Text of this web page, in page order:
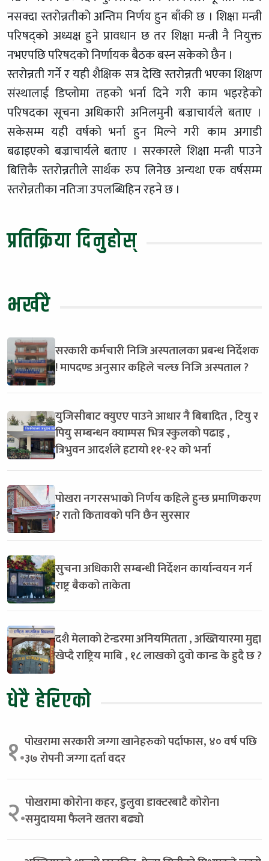
नसक्दा स्तरोन्नतीको अन्तिम निर्णय हुन बाँकी छ । शिक्षा मन्त्री
परिषद्को अध्यक्ष हुने प्रावधान छ तर शिक्षा मन्त्री नै नियुक्त
नभएपछि परिषदको निर्णायक बैठक बस्न सकेको छैन ।
स्तरोन्नती गर्ने र यही शैक्षिक सत्र देखि स्तरोन्नती भएका शिक्षण
संस्थालाई डिप्लोमा तहको भर्ना दिने गरी काम भइरहेको
परिषदका सूचना अधिकारी अनिलमुनी बज्राचार्यले बताए ।
सकेसम्म यही वर्षको भर्ना हुन मिल्ने गरी काम अगाडी
बढाइएको बज्राचार्यले बताए । सरकारले शिक्षा मन्त्री पाउने
बित्तिकै स्तरोन्नतीले सार्थक रुप लिनेछ अन्यथा एक वर्षसम्म
स्तरोन्नतीका नतिजा उपलब्धिहिन रहने छ ।
प्रतिक्रिया दिनुहोस्
भर्खरै
सरकारी कर्मचारी निजि अस्पतालका प्रबन्ध निर्देशक
! मापदण्ड अनुसार कहिले चल्छ निजि अस्पताल ?
युजिसीबाट क्युएए पाउने आधार नै बिबादित , टियु र
पियु सम्बन्धन क्याम्पस भित्र स्कुलको पढाइ ,
त्रिभुवन आदर्शले हटायो ११-१२ को भर्ना
पोखरा नगरसभाको निर्णय कहिले हुन्छ प्रमाणिकरण
? रातो कितावको पनि छैन सुरसार
सुचना अधिकारी सम्बन्धी निर्देशन कार्यान्वयन गर्न
राष्ट्र बैकको ताकेता
दशै मेलाको टेन्डरमा अनियमितता , अख्तियारमा मुद्दा
खेप्दै राष्ट्रिय माबि , १८ लाखको दुवो कान्ड के हुदै छ ?
धेरै हेरिएको
१.पोखरामा सरकारी जग्गा खानेहरुको पर्दाफास, ४० वर्ष पछि
३७ रोपनी जग्गा दर्ता वदर
२.पोखरामा कोरोना कहर, डुलुवा डाक्टरबाटै कोरोना
समुदायमा फैलने खतरा बढ्यो